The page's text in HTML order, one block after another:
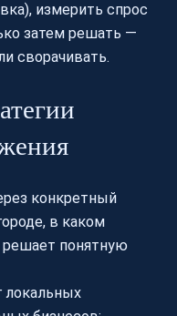
измерить спрос
затем решать —
сворачивать.
конкретный
в каком
решает понятную
локальных